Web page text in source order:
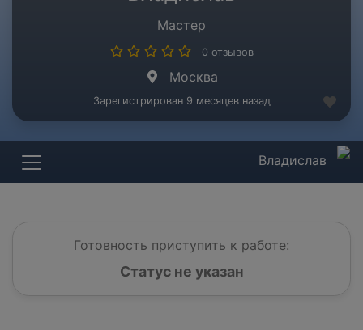
Мастер
0 отзывов
Москва
Зарегистрирован 9 месяцев назад
Владислав
Готовность приступить к работе:
Статус не указан